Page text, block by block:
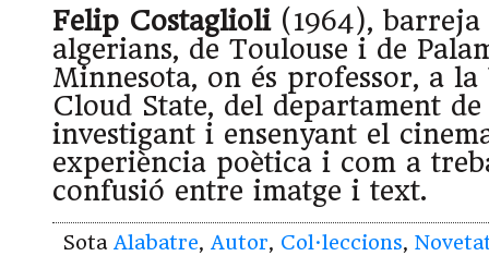
Felip Costaglioli (1964),
algerians, de Toulouse i de
Minnesota, on és professor, a la
Cloud State, del departament
investigant i ensenyant el
experiència poètica i com a
confusió entre imatge i text.
Sota Alabatre, Autor, Col·leccions,